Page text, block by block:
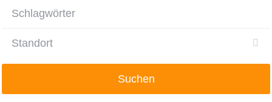
Suchen